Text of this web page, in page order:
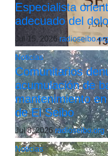
Especialista
adecuado del
Jul 15, 2026
Noticias
Comunitarios
acumulación de
mantenimiento
de El Seibo
Jul 8, 2026radioseibo.org
Noticias